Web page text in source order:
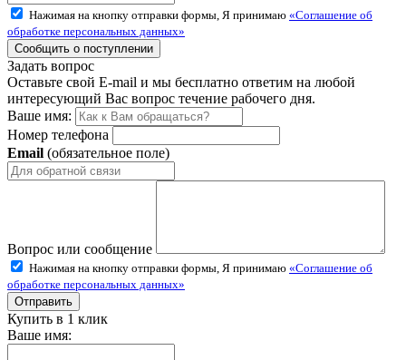
Нажимая на кнопку отправки формы, Я принимаю «Соглашение об
обработке персональных данных»
Задать вопрос
Оставьте свой E-mail и мы бесплатно ответим на любой
интересующий Вас вопрос течение рабочего дня.
Ваше имя:
Номер телефона
Email (обязательное поле)
Вопрос или сообщение
Нажимая на кнопку отправки формы, Я принимаю «Соглашение об
обработке персональных данных»
Купить в 1 клик
Ваше имя: